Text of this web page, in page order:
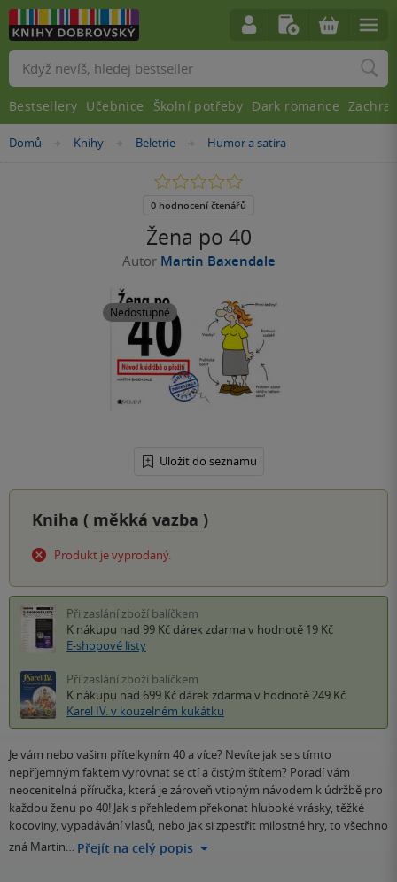
Nacházíte
Domů »
Knihy »
Beletrie »Humor a satira
Žena po 40
Autor Martin Baxendale
Nedostupné
Uložit do seznamu
0.0
5
0 hodnocení čtenářů
Kniha ( měkká vazba )
Produkt je vyprodaný.
Při zaslání zboží balíčkem
K nákupu nad 99 Kč dárek zdarma v hodnotě 19 Kč
E-shopové listy
Při zaslání zboží balíčkem
K nákupu nad 699 Kč dárek zdarma v hodnotě 249 Kč
Karel IV. v kouzelném kukátku
Je vám nebo vašim přítelkyním 40 a více? Nevíte jak se s tímto
nepříjemným faktem vyrovnat se ctí a čistým štítem? Poradí vám
neocenitelná příručka, která je zároveň vtipným návodem k údržbě pro
každou ženu po 40! Jak s přehledem překonat hluboké vrásky, těžké
kocoviny, vypadávání vlasů, nebo jak si zpestřit milostné hry, to všechno
zná Martin… Přejít na celý popis
Vyhledávání
Bestsellery Učebnice Školní potřeby Dark romance